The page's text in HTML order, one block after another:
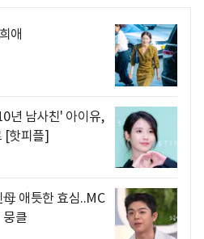
애
년 남사친' 아이유,
[핫피플]
애틋한 효심..MC
뭉클